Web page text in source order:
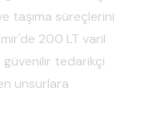
taşıma süreçlerini
200 LT varil
güvenilir tedarikçi
unsurlara